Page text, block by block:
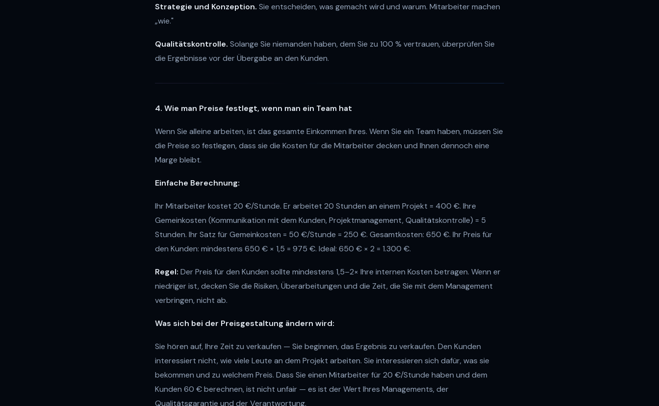
Strategie und Konzeption. Sie entscheiden, was gemacht wird und warum. Mitarbeiter machen
„wie."
Qualitätskontrolle. Solange Sie niemanden haben, dem Sie zu 100 % vertrauen, überprüfen Sie
die Ergebnisse vor der Übergabe an den Kunden.
4. Wie man Preise festlegt, wenn man ein Team hat
Wenn Sie alleine arbeiten, ist das gesamte Einkommen Ihres. Wenn Sie ein Team haben, müssen Sie
die Preise so festlegen, dass sie die Kosten für die Mitarbeiter decken und Ihnen dennoch eine
Marge bleibt.
Einfache Berechnung:
Ihr Mitarbeiter kostet 20 €/Stunde. Er arbeitet 20 Stunden an einem Projekt = 400 €. Ihre
Gemeinkosten (Kommunikation mit dem Kunden, Projektmanagement, Qualitätskontrolle) = 5
Stunden. Ihr Satz für Gemeinkosten = 50 €/Stunde = 250 €. Gesamtkosten: 650 €. Ihr Preis für
den Kunden: mindestens 650 € × 1,5 = 975 €. Ideal: 650 € × 2 = 1.300 €.
Regel: Der Preis für den Kunden sollte mindestens 1,5–2× Ihre internen Kosten betragen. Wenn er
niedriger ist, decken Sie die Risiken, Überarbeitungen und die Zeit, die Sie mit dem Management
verbringen, nicht ab.
Was sich bei der Preisgestaltung ändern wird:
Sie hören auf, Ihre Zeit zu verkaufen — Sie beginnen, das Ergebnis zu verkaufen. Den Kunden
interessiert nicht, wie viele Leute an dem Projekt arbeiten. Sie interessieren sich dafür, was sie
bekommen und zu welchem Preis. Dass Sie einen Mitarbeiter für 20 €/Stunde haben und dem
Kunden 60 € berechnen, ist nicht unfair — es ist der Wert Ihres Managements, der
Qualitätsgarantie und der Verantwortung.